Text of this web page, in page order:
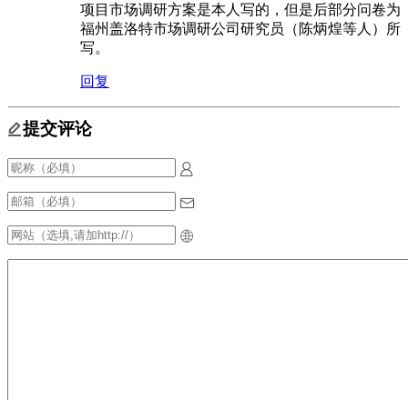
项目市场调研方案是本人写的，但是后部分问卷为
福州盖洛特市场调研公司研究员（陈炳煌等人）所
写。
回复
提交评论